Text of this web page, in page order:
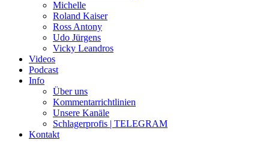
Michelle
Roland Kaiser
Ross Antony
Udo Jürgens
Vicky Leandros
Videos
Podcast
Info
Über uns
Kommentarrichtlinien
Unsere Kanäle
Schlagerprofis | TELEGRAM
Kontakt